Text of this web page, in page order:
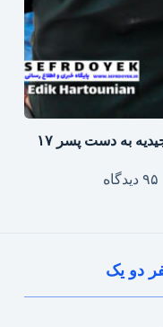
قتل مرد ارمنی سالخورده در محله مجیدیه به دست پسر ۱۷
۹۵ دیدگاه
دو یک